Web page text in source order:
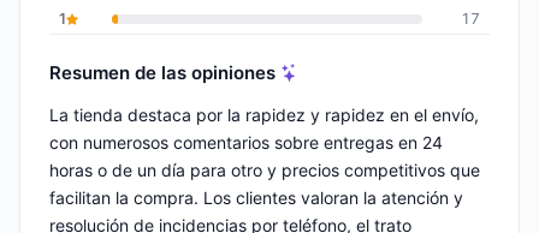
1
17
Resumen de las opiniones
La tienda destaca por la rapidez y rapidez en el envío,
con numerosos comentarios sobre entregas en 24
horas o de un día para otro y precios competitivos que
facilitan la compra. Los clientes valoran la atención y
resolución de incidencias por teléfono, el trato